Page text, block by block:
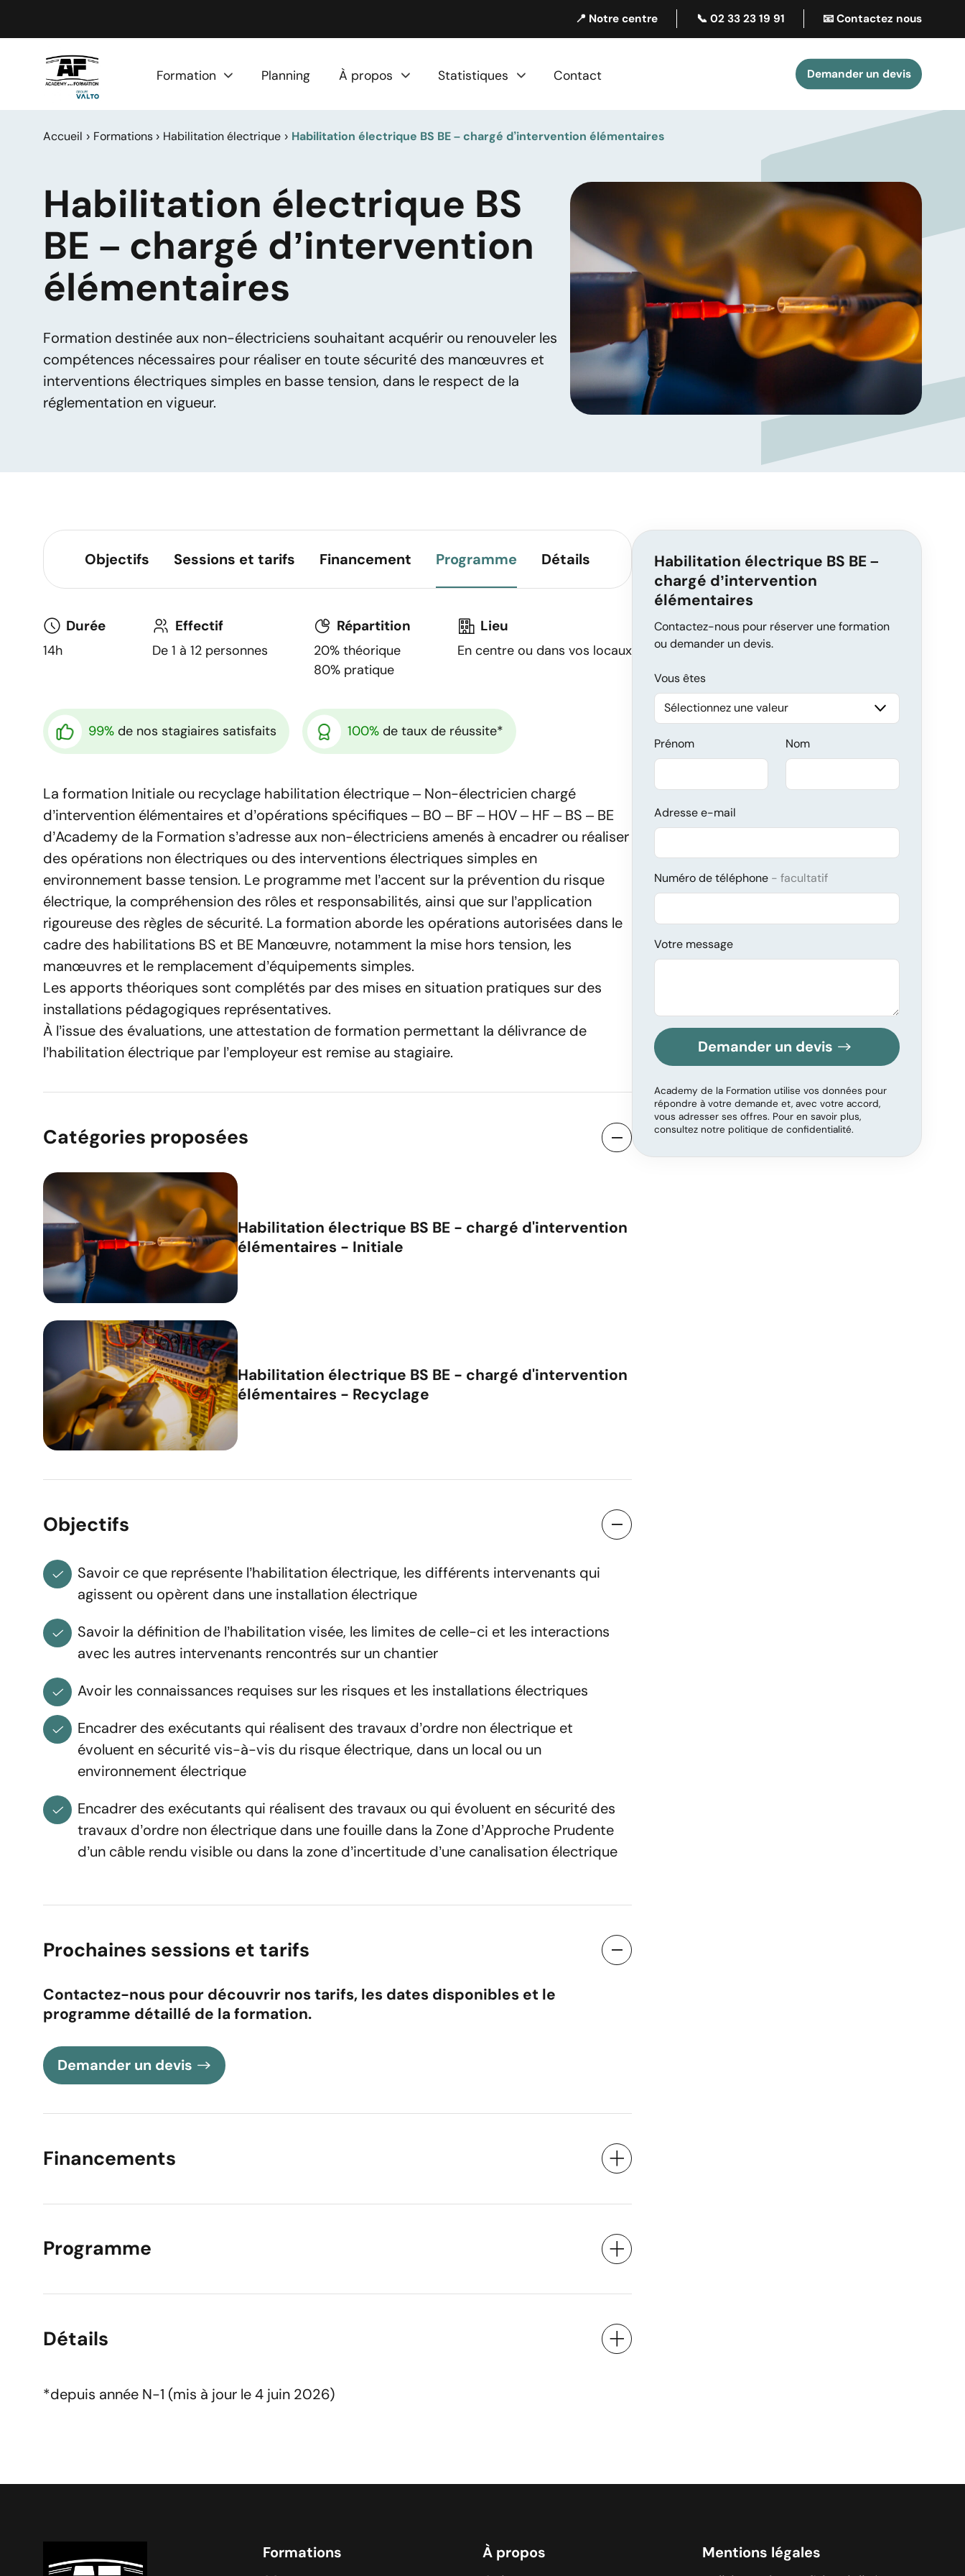
📍 Notre centre 📞 02 33 23 19 91 📧 Contactez nous
Formation Planning À propos Statistiques Contact Demander un devis
Accueil Formations Habilitation électrique Habilitation électrique BS BE – chargé d’intervention élémentaires
Habilitation électrique BS
BE – chargé d’intervention
élémentaires
Formation destinée aux non-électriciens souhaitant acquérir ou renouveler les
compétences nécessaires pour réaliser en toute sécurité des manœuvres et
interventions électriques simples en basse tension, dans le respect de la
réglementation en vigueur.
Objectifs Sessions et tarifs Financement Programme Détails
Durée
14h
Effectif
De 1 à 12 personnes
Répartition
20% théorique
80% pratique
Lieu
En centre ou dans vos locaux
99% de nos stagiaires satisfaits 100% de taux de réussite*
La formation Initiale ou recyclage habilitation électrique – Non-électricien chargé
d’intervention élémentaires et d’opérations spécifiques – B0 – BF – H0V – HF – BS – BE
d’Academy de la Formation s’adresse aux non-électriciens amenés à encadrer ou réaliser
des opérations non électriques ou des interventions électriques simples en
environnement basse tension. Le programme met l’accent sur la prévention du risque
électrique, la compréhension des rôles et responsabilités, ainsi que sur l’application
rigoureuse des règles de sécurité. La formation aborde les opérations autorisées dans le
cadre des habilitations BS et BE Manœuvre, notamment la mise hors tension, les
manœuvres et le remplacement d’équipements simples.
Les apports théoriques sont complétés par des mises en situation pratiques sur des
installations pédagogiques représentatives.
À l’issue des évaluations, une attestation de formation permettant la délivrance de
l’habilitation électrique par l’employeur est remise au stagiaire.
Catégories proposées
Habilitation électrique BS BE - chargé d'intervention
élémentaires - Initiale
Habilitation électrique BS BE - chargé d'intervention
élémentaires - Recyclage
Objectifs
Savoir ce que représente l’habilitation électrique, les différents intervenants qui
agissent ou opèrent dans une installation électrique
Savoir la définition de l’habilitation visée, les limites de celle-ci et les interactions
avec les autres intervenants rencontrés sur un chantier
Avoir les connaissances requises sur les risques et les installations électriques
Encadrer des exécutants qui réalisent des travaux d’ordre non électrique et
évoluent en sécurité vis-à-vis du risque électrique, dans un local ou un
environnement électrique
Encadrer des exécutants qui réalisent des travaux ou qui évoluent en sécurité des
travaux d’ordre non électrique dans une fouille dans la Zone d’Approche Prudente
d’un câble rendu visible ou dans la zone d’incertitude d’une canalisation électrique
Prochaines sessions et tarifs
Contactez-nous pour découvrir nos tarifs, les dates disponibles et le
programme détaillé de la formation.
Demander un devis
Financements
Programme
Détails
*depuis année N-1 (mis à jour le 4 juin 2026)
Habilitation électrique BS BE –
chargé d’intervention
élémentaires
Contactez-nous pour réserver une formation
ou demander un devis.
Vous êtes
Prénom Nom
Adresse e-mail
Numéro de téléphone facultatif
Votre message
Demander un devis
Academy de la Formation utilise vos données pour
répondre à votre demande et, avec votre accord,
vous adresser ses offres. Pour en savoir plus,
consultez notre politique de confidentialité.
Formations
À propos
Mentions légales
Réserver une session
Adresse e-mail Numéro de téléphone
Votre message
Academy de la Formation utilise vos données pour répondre à votre demande et, avec votre accord, vous
adresser ses offres. Pour en savoir plus, consultez notre politique de confidentialité.